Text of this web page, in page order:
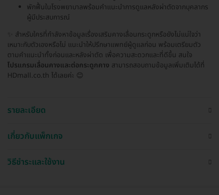
พักฟื้นในโรงพยาบาลพร้อมคำแนะนำการดูแลหลังผ่าตัดจากบุคลากร
ผู้มีประสบการณ์
✨ สำหรับใครที่กำลังหาข้อมูลเรื่องเสริมคางเลื่อนกระดูกหรือยังไม่แน่ใจว่า
เหมาะกับตัวเองหรือไม่ แนะนำให้ปรึกษาแพทย์ผู้ดูแลก่อน พร้อมเตรียมตัว
ตามคำแนะนำทั้งก่อนและหลังผ่าตัด เพื่อความสะดวกและที่ดีขึ้น สนใจ
โปรแกรมเลื่อนคางและต่อกระดูกคาง สามารถสอบถามข้อมูลเพิ่มเติมได้ที่
HDmall.co.th ได้เลยค่ะ 😊
รายละเอียด
เกี่ยวกับแพ็กเกจ
วิธีชำระและใช้งาน